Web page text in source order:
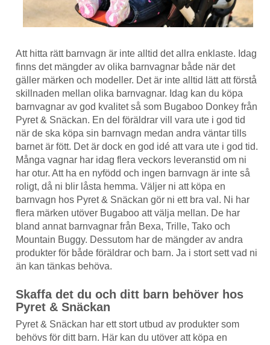
Att hitta rätt barnvagn är inte alltid det allra enklaste. Idag
finns det mängder av olika barnvagnar både när det
gäller märken och modeller. Det är inte alltid lätt att förstå
skillnaden mellan olika barnvagnar. Idag kan du köpa
barnvagnar av god kvalitet så som Bugaboo Donkey från
Pyret & Snäckan. En del föräldrar vill vara ute i god tid
när de ska köpa sin barnvagn medan andra väntar tills
barnet är fött. Det är dock en god idé att vara ute i god tid.
Många vagnar har idag flera veckors leveranstid om ni
har otur. Att ha en nyfödd och ingen barnvagn är inte så
roligt, då ni blir låsta hemma. Väljer ni att köpa en
barnvagn hos Pyret & Snäckan gör ni ett bra val. Ni har
flera märken utöver Bugaboo att välja mellan. De har
bland annat barnvagnar från Bexa, Trille, Tako och
Mountain Buggy. Dessutom har de mängder av andra
produkter för både föräldrar och barn. Ja i stort sett vad ni
än kan tänkas behöva.
Skaffa det du och ditt barn behöver hos
Pyret & Snäckan
Pyret & Snäckan har ett stort utbud av produkter som
behövs för ditt barn. Här kan du utöver att köpa en